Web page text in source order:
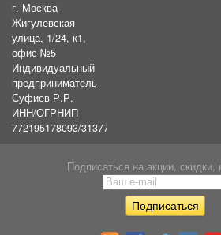
г. Москва
Жигулевская
улица, 1/24, к1,
офис №5
Индивидуальный
предприниматель
Суфиев Р.Р.
ИНН/ОГРНИП
772195178093/31377461610054
Подписаться на акции, скидки,